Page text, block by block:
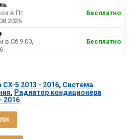
в Пт
Бесплатно
в Cб 9:00,
Бесплатно
5 2013 - 2016, Система
, Радиатор кондиционера
2016